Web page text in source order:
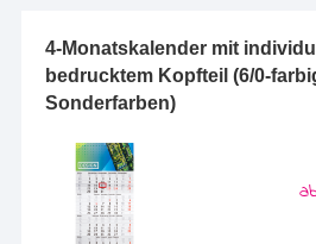
4-Monatskalender mit
bedrucktem Kopfteil (6/0-
Sonderfarben)